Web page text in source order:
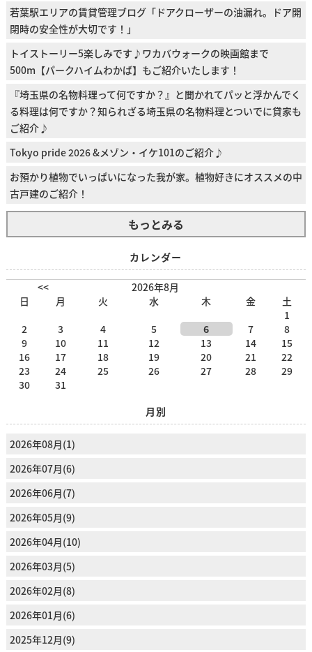
若葉駅エリアの賃貸管理ブログ「ドアクローザーの油漏れ。ドア開
閉時の安全性が大切です！」
トイストーリー5楽しみです♪ワカバウォークの映画館まで
500m【パークハイムわかば】もご紹介いたします！
『埼玉県の名物料理って何ですか？』と聞かれてパッと浮かんでく
る料理は何ですか？知られざる埼玉県の名物料理とついでに貸家も
ご紹介♪
Tokyo pride 2026 &メゾン・イケ101のご紹介♪
お預かり植物でいっぱいになった我が家。植物好きにオススメの中
古戸建のご紹介！
もっとみる
カレンダー
<<
2026年8月
日
月 火 水 木 金
土
1
2
3 4 5 6 7
8
9
10 11 12 13 14
15
16
17 18 19 20 21
22
23
24 25 26 27 28
29
30
31
月別
2026年08月(1)
2026年07月(6)
2026年06月(7)
2026年05月(9)
2026年04月(10)
2026年03月(5)
2026年02月(8)
2026年01月(6)
2025年12月(9)